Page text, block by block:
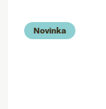
Novinka